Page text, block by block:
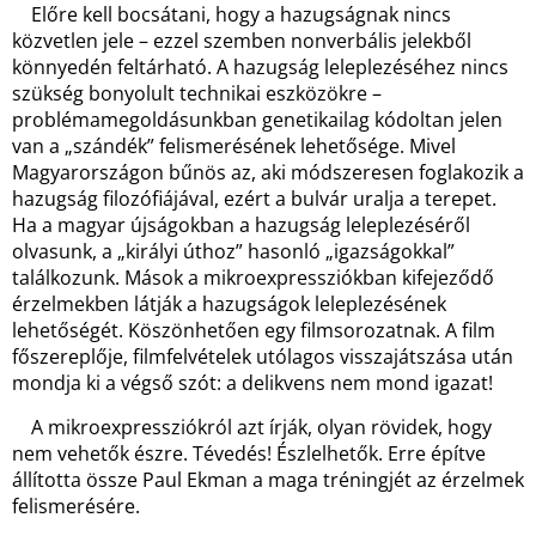
Előre kell bocsátani, hogy a hazugságnak nincs
közvetlen jele – ezzel szemben nonverbális jelekből
könnyedén feltárható. A hazugság leleplezéséhez nincs
szükség bonyolult technikai eszközökre –
problémamegoldásunkban genetikailag kódoltan jelen
van a „szándék” felismerésének lehetősége. Mivel
Magyarországon bűnös az, aki módszeresen foglakozik a
hazugság filozófiájával, ezért a bulvár uralja a terepet.
Ha a magyar újságokban a hazugság leleplezéséről
olvasunk, a „királyi úthoz” hasonló „igazságokkal”
találkozunk. Mások a mikroexpressziókban kifejeződő
érzelmekben látják a hazugságok leleplezésének
lehetőségét. Köszönhetően egy filmsorozatnak. A film
főszereplője, filmfelvételek utólagos visszajátszása után
mondja ki a végső szót: a delikvens nem mond igazat!
A mikroexpressziókról azt írják, olyan rövidek, hogy
nem vehetők észre. Tévedés! Észlelhetők. Erre építve
állította össze Paul Ekman a maga tréningjét az érzelmek
felismerésére.